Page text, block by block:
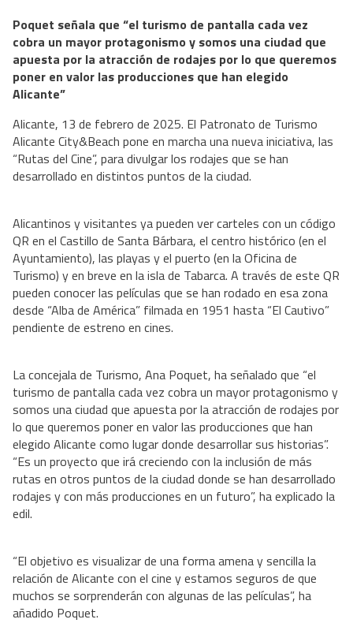
Poquet señala que “el turismo de pantalla cada vez
cobra un mayor protagonismo y somos una ciudad que
apuesta por la atracción de rodajes por lo que queremos
poner en valor las producciones que han elegido
Alicante”
Alicante, 13 de febrero de 2025. El Patronato de Turismo
Alicante City&Beach pone en marcha una nueva iniciativa, las
“Rutas del Cine”, para divulgar los rodajes que se han
desarrollado en distintos puntos de la ciudad.
Alicantinos y visitantes ya pueden ver carteles con un código
QR en el Castillo de Santa Bárbara, el centro histórico (en el
Ayuntamiento), las playas y el puerto (en la Oficina de
Turismo) y en breve en la isla de Tabarca. A través de este QR
pueden conocer las películas que se han rodado en esa zona
desde “Alba de América” filmada en 1951 hasta “El Cautivo”
pendiente de estreno en cines.
La concejala de Turismo, Ana Poquet, ha señalado que “el
turismo de pantalla cada vez cobra un mayor protagonismo y
somos una ciudad que apuesta por la atracción de rodajes por
lo que queremos poner en valor las producciones que han
elegido Alicante como lugar donde desarrollar sus historias”.
“Es un proyecto que irá creciendo con la inclusión de más
rutas en otros puntos de la ciudad donde se han desarrollado
rodajes y con más producciones en un futuro”, ha explicado la
edil.
“El objetivo es visualizar de una forma amena y sencilla la
relación de Alicante con el cine y estamos seguros de que
muchos se sorprenderán con algunas de las películas”, ha
añadido Poquet.